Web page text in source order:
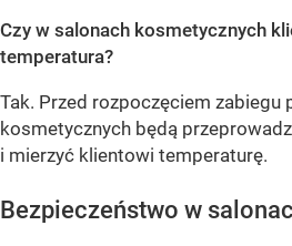
Czy w salonach kosmetycznych
temperatura?
Tak. Przed rozpoczęciem zabiegu
kosmetycznych będą
i mierzyć klientowi temperaturę.
Bezpieczeństwo w